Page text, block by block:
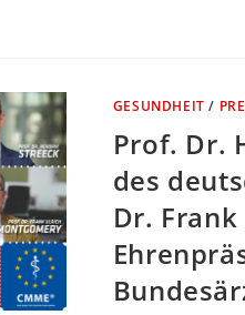
GESUNDHEIT /
Prof. Dr.
des
Dr.